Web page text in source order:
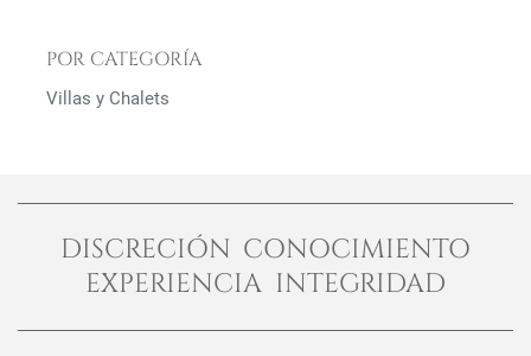
POR CATEGORÍA
Villas y Chalets
DISCRECIÓN CONOCIMIENTO
EXPERIENCIA INTEGRIDAD